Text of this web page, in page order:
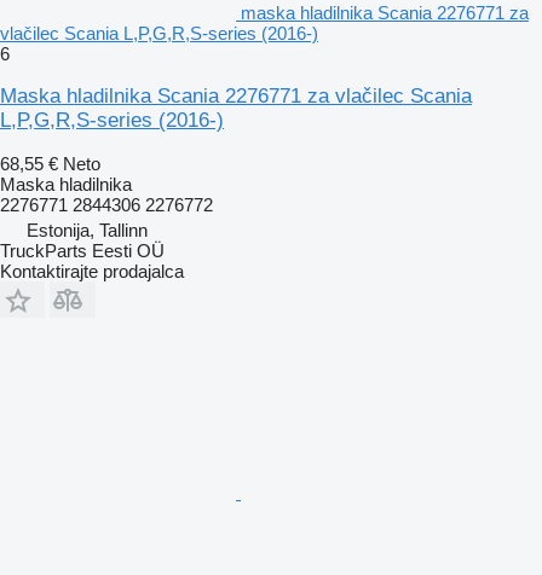
maska hladilnika Scania 2276771 za
vlačilec Scania L,P,G,R,S-series (2016-)
6
Maska hladilnika Scania 2276771 za vlačilec Scania
L,P,G,R,S-series (2016-)
68,55 € Neto
Maska hladilnika
2276771 2844306 2276772
Estonija, Tallinn
TruckParts Eesti OÜ
Kontaktirajte prodajalca